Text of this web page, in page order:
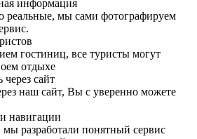
информация
реальные, мы сами фотографируем
гостиниц, все туристы могут
отдыхе
сайт
наш сайт, Вы с уверенно можете
навигации
мы разработали понятный сервис